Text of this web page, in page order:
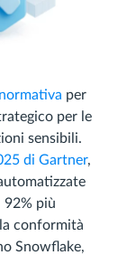
per
per le
sensibili.
di Gartner,
più
conformità
Snowflake,